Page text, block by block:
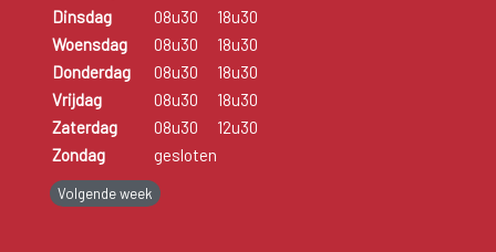
Dinsdag
08u30
18u30
Woensdag
08u30
18u30
Donderdag
08u30
18u30
Vrijdag
08u30
18u30
Zaterdag
08u30
12u30
Zondag
gesloten
Volgende week